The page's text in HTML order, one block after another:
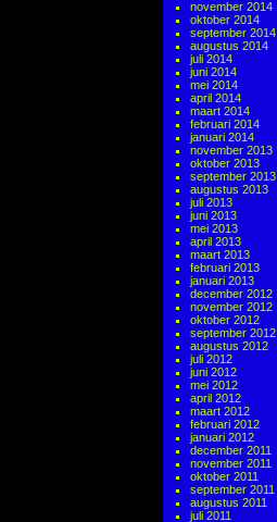
november 2014
oktober 2014
september 2014
augustus 2014
juli 2014
juni 2014
mei 2014
april 2014
maart 2014
februari 2014
januari 2014
november 2013
oktober 2013
september 2013
augustus 2013
juli 2013
juni 2013
mei 2013
april 2013
maart 2013
februari 2013
januari 2013
december 2012
november 2012
oktober 2012
september 2012
augustus 2012
juli 2012
juni 2012
mei 2012
april 2012
maart 2012
februari 2012
januari 2012
december 2011
november 2011
oktober 2011
september 2011
augustus 2011
juli 2011